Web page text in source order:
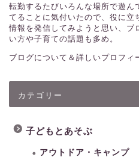
転勤するたびいろんな場所で遊ん
てることに気付いたので、役に立
情報を発信してみようと思い、ブ
い方や子育ての話題も多め。
ブログについて＆詳しいプロフィ
カテゴリー
子どもとあそぶ
アウトドア・キャンプ